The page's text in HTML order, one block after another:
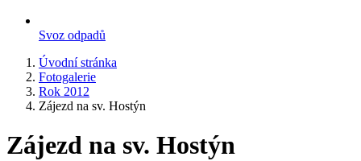
Svoz odpadů
Úvodní stránka
Fotogalerie
Rok 2012
Zájezd na sv. Hostýn
Zájezd na sv. Hostýn